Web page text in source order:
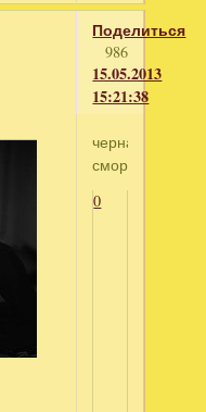
Поделиться
986
15.05.2013
15:21:38
черная
смородина
0